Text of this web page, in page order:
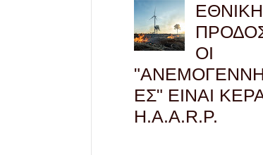
ΕΘΝΙΚΗ
ΟΙ
ΕΣ" ΕΙΝΑΙ
H.A.A.R.P.